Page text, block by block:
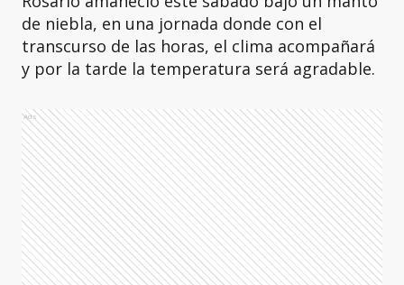
de niebla, en una jornada donde con el
transcurso de las horas, el clima acompañará
y por la tarde la temperatura será agradable.
Ads